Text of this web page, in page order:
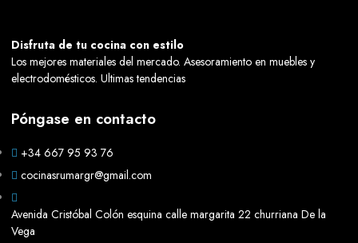
Disfruta de tu cocina con estilo
Los mejores materiales del mercado. Asesoramiento en muebles y
electrodomésticos. Ultimas tendencias
Póngase en contacto
+34 667 95 93 76
cocinasrumargr@gmail.com
Avenida Cristóbal Colón esquina calle margarita 22 churriana De la
Vega